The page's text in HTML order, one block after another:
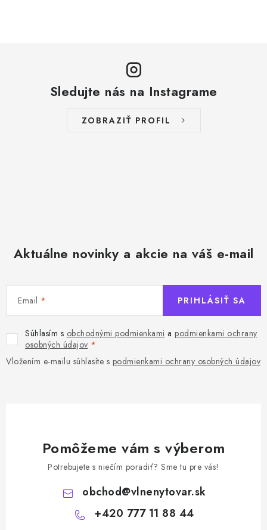
Sledujte nás na Instagrame
ZOBRAZIŤ PROFIL
Aktuálne novinky a akcie na váš e-mail
Email
Súhlasím s obchodnými podmienkami a podmienkami ochrany
osobných údajov
Vložením e-mailu súhlasíte s podmienkami ochrany osobných údajov
PRIHLÁSIŤ SA
Pomôžeme vám s výberom
Potrebujete s niečím poradiť? Sme tu pre vás!
obchod@vlnenytovar.sk
+420 777 11 88 44